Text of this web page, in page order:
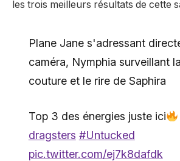
les trois meilleurs résultats de cette
Plane Jane s'adressant
caméra, Nymphia surveillant
couture et le rire de Saphira
Top 3 des énergies juste ici
dragsters #Untucked
pic.twitter.com/ej7k8dafdk